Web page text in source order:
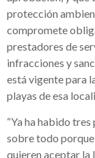
protección
compromete
prestadores de
infracciones y
está vigente para
playas de esa
“Ya ha habido
sobre todo porque
quieren aceptar la